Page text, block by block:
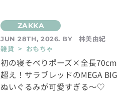
JUN 28TH, 2026. BY
林美由紀
雑貨 > おもちゃ
初の寝そべりポーズ×全長70cm
超え！サラブレッドのMEGA BIG
ぬいぐるみが可愛すぎる～♡